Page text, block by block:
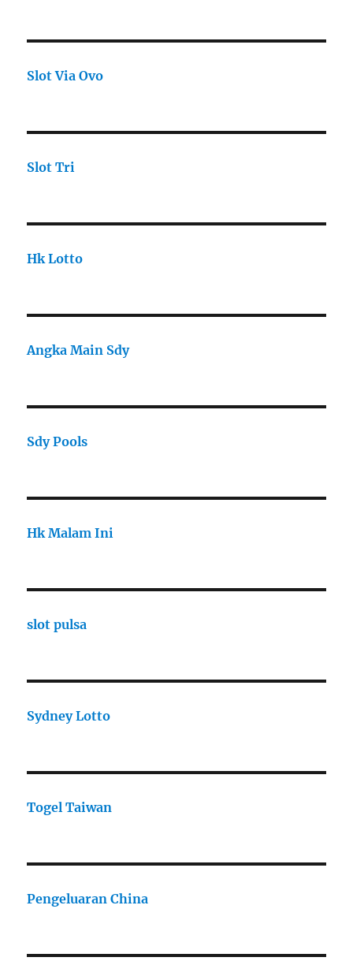
Slot Via Ovo
Slot Tri
Hk Lotto
Angka Main Sdy
Sdy Pools
Hk Malam Ini
slot pulsa
Sydney Lotto
Togel Taiwan
Pengeluaran China